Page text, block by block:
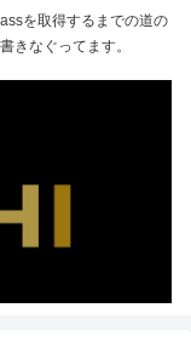
を取得するまでの道の
きなぐってます。